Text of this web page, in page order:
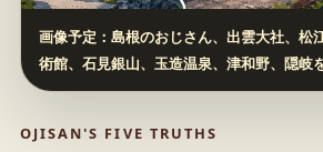
画像予定：島根のおじさん、出雲大社、松
術館、石見銀山、玉造温泉、津和野、隠岐
OJISAN'S FIVE TRUTHS